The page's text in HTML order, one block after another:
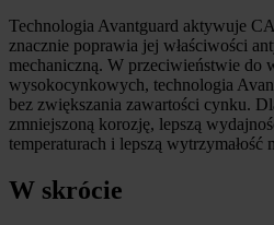
Technologia Avantguard aktywuje
znacznie poprawia jej właściwości
mechaniczną. W przeciwieństwie do
wysokocynkowych, technologia
bez zwiększania zawartości cynku.
zmniejszoną korozję, lepszą
temperaturach i lepszą wytrzymałość
W skrócie